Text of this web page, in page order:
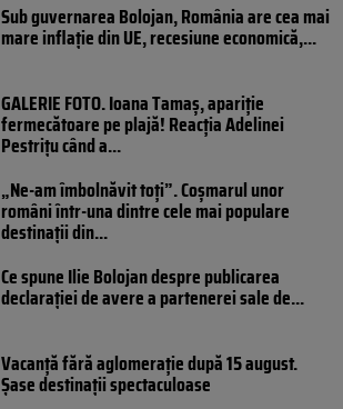
Sub guvernarea Bolojan, România are cea mai
mare inflație din UE, recesiune economică,...
GALERIE FOTO. Ioana Tamaş, apariție
fermecătoare pe plajă! Reacția Adelinei
Pestrițu când a...
„Ne-am îmbolnăvit toți”. Coșmarul unor
români într-una dintre cele mai populare
destinații din...
Ce spune Ilie Bolojan despre publicarea
declarației de avere a partenerei sale de...
Vacanță fără aglomerație după 15 august.
Șase destinații spectaculoase